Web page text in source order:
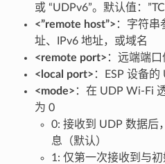
或 “UDPv6”。默认值：
<”remote host”> ：字符串
址、IPv6 地址，或域名
<remote port> ：远端端口
<local port> ：ESP 设备的
<mode> ：在 UDP Wi-Fi
为 0
0: 接收到 UDP 数据后
息（默认）
1: 仅第一次接收到与